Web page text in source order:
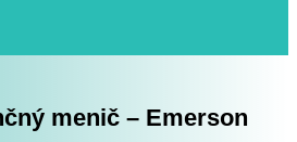
menič – Emerson